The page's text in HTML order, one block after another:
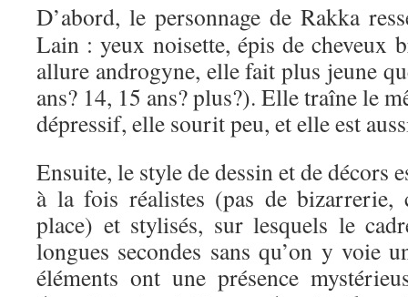
D’abord, le personnage de Rakka
Lain : yeux noisette, épis de cheveux
allure androgyne, elle fait plus jeune
ans? 14, 15 ans? plus?). Elle traîne le
dépressif, elle sourit peu, et elle est
Ensuite, le style de dessin et de décors
à la fois réalistes (pas de bizarrerie,
place) et stylisés, sur lesquels le
longues secondes sans qu’on y voie
éléments ont une présence